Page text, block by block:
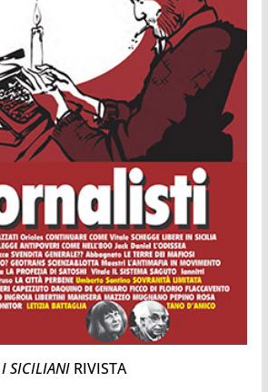
I SICILIANI RIVISTA